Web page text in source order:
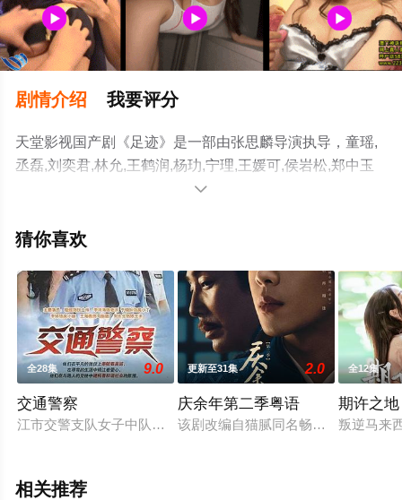
剧情介绍 我要评分
天堂影视国产剧《足迹》是一部由张思麟导演执导，童瑶,
丞磊,刘奕君,林允,王鹤润,杨玏,宁理,王媛可,侯岩松,郑中玉
等演员精彩演绎的中国大陆电视剧，大结局剧情已揭晓（1-
上天堂电影网，热播电视剧提前免费观看，更多剧情信息

猜你喜欢
全28集 9.0
交通警察
江市交警支队女子中队警员冯媛媛在执法工作中，被刁蛮的出
更新至31集 2.0
庆余年第二季粤语
该剧改编自猫腻同名畅销小说，承接
全12集
期许之地
叛逆马来
相关推荐